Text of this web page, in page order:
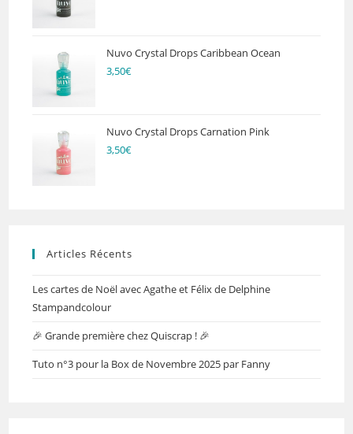
Nuvo Crystal Drops Caribbean Ocean
3,50€
Nuvo Crystal Drops Carnation Pink
3,50€
Articles Récents
Les cartes de Noël avec Agathe et Félix de Delphine
Stampandcolour
🎉 Grande première chez Quiscrap ! 🎉
Tuto n°3 pour la Box de Novembre 2025 par Fanny